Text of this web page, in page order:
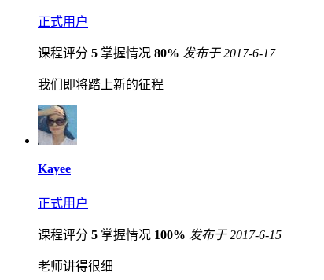
正式用户
课程评分 5 掌握情况 80% 发布于 2017-6-17
我们即将踏上新的征程
Kayee
正式用户
课程评分 5 掌握情况 100% 发布于 2017-6-15
老师讲得很细